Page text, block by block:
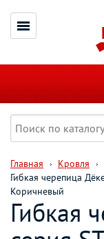
Главная Кровля
Гибкая черепица
Коричневый
Гибкая